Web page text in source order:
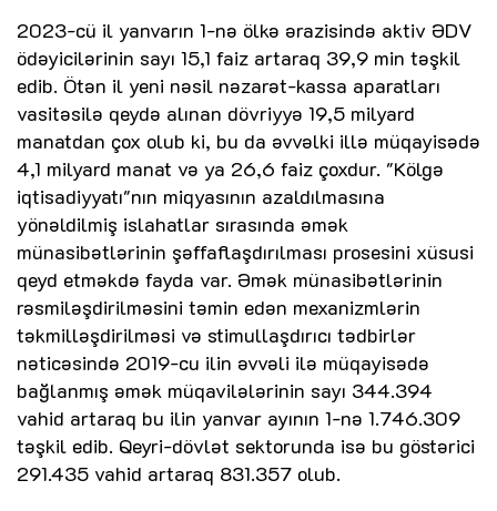
2023-cü il yanvarın 1-nə ölkə ərazisində aktiv ƏDV
ödəyicilərinin sayı 15,1 faiz artaraq 39,9 min təşkil
edib. Ötən il yeni nəsil nəzarət-kassa aparatları
vasitəsilə qeydə alınan dövriyyə 19,5 milyard
manatdan çox olub ki, bu da əvvəlki illə müqayisədə
4,1 milyard manat və ya 26,6 faiz çoxdur. "Kölgə
iqtisadiyyatı"nın miqyasının azaldılmasına
yönəldilmiş islahatlar sırasında əmək
münasibətlərinin şəffaflaşdırılması prosesini xüsusi
qeyd etməkdə fayda var. Əmək münasibətlərinin
rəsmiləşdirilməsini təmin edən mexanizmlərin
təkmilləşdirilməsi və stimullaşdırıcı tədbirlər
nəticəsində 2019-cu ilin əvvəli ilə müqayisədə
bağlanmış əmək müqavilələrinin sayı 344.394
vahid artaraq bu ilin yanvar ayının 1-nə 1.746.309
təşkil edib. Qeyri-dövlət sektorunda isə bu göstərici
291.435 vahid artaraq 831.357 olub.